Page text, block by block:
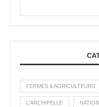
FERMES & AGRICULTEURS
L'ARCHIPELLE